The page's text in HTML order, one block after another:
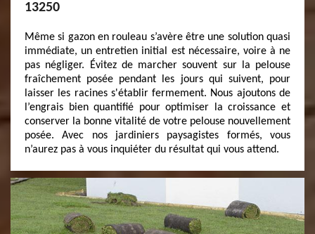
13250
Même si gazon en rouleau s’avère être une solution quasi
immédiate, un entretien initial est nécessaire, voire à ne
pas négliger. Évitez de marcher souvent sur la pelouse
fraîchement posée pendant les jours qui suivent, pour
laisser les racines s'établir fermement. Nous ajoutons de
l’engrais bien quantifié pour optimiser la croissance et
conserver la bonne vitalité de votre pelouse nouvellement
posée. Avec nos jardiniers paysagistes formés, vous
n’aurez pas à vous inquiéter du résultat qui vous attend.